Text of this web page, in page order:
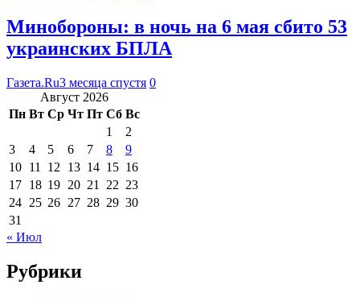
Минобороны: в ночь на 6 мая сбито 53
украинских БПЛА
Газета.Ru3 месяца спустя 0
Август 2026
Пн Вт Ср Чт Пт Сб Вс
1
2
3
4 5 6 7 8
9
10 11 12 13 14 15 16
17 18 19 20 21 22 23
24 25 26 27 28 29 30
31
« Июл
Рубрики